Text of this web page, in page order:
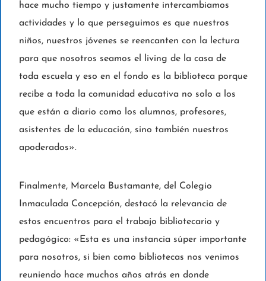
hace mucho tiempo y justamente intercambiamos
actividades y lo que perseguimos es que nuestros
niños, nuestros jóvenes se reencanten con la lectura
para que nosotros seamos el living de la casa de
toda escuela y eso en el fondo es la biblioteca porque
recibe a toda la comunidad educativa no solo a los
que están a diario como los alumnos, profesores,
asistentes de la educación, sino también nuestros
apoderados».
Finalmente, Marcela Bustamante, del Colegio
Inmaculada Concepción, destacó la relevancia de
estos encuentros para el trabajo bibliotecario y
pedagógico: «Esta es una instancia súper importante
para nosotros, si bien como bibliotecas nos venimos
reuniendo hace muchos años atrás en donde